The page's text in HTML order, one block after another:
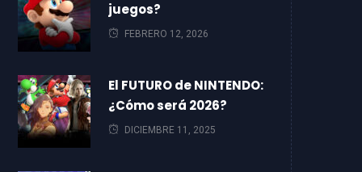
juegos?
FEBRERO 12, 2026
El FUTURO de NINTENDO:
¿Cómo será 2026?
DICIEMBRE 11, 2025